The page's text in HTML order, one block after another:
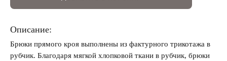
Забыли свой пароль?
Описание:
Брюки прямого кроя выполнены из фактурного трикотажа в
рубчик. Благодаря мягкой хлопковой ткани в рубчик, брюки